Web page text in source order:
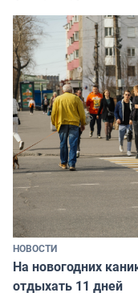
НОВОСТИ
На новогодних
отдыхать 11 дней